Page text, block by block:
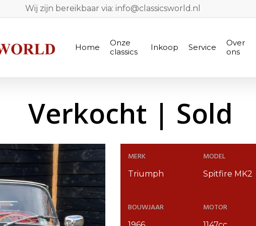
Wij zijn bereikbaar via: info@classicsworld.nl
Home
Onze
classics
Inkoop Service
Over
ons
Verkocht | Sold
MERK
Triumph
MODEL
Spitfire MK2
BOUWJAAR MOTOR